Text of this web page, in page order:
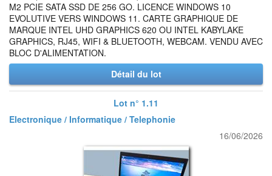
M2 PCIE SATA SSD DE 256 GO. LICENCE WINDOWS 10
EVOLUTIVE VERS WINDOWS 11. CARTE GRAPHIQUE DE
MARQUE INTEL UHD GRAPHICS 620 OU INTEL KABYLAKE
GRAPHICS, RJ45, WIFI & BLUETOOTH, WEBCAM. VENDU AVEC
BLOC D'ALIMENTATION.
Détail du lot
Lot n° 1.11
Electronique / Informatique / Telephonie
16/06/2026